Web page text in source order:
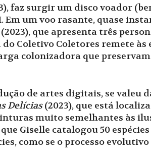
faz surgir um disco voador
um voo rasante, quase
que apresenta três
Coletivo Coletores remete às
colonizadora que
de artes digitais, se
Delícias(2023), que está
muito semelhantes às
Giselle catalogou 50
como se o processo